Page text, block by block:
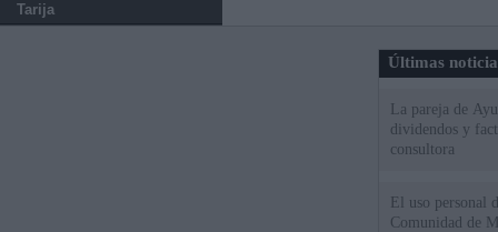
Tarija
Últimas
La pareja de
dividendos y
consultora
El uso personal
Comunidad de